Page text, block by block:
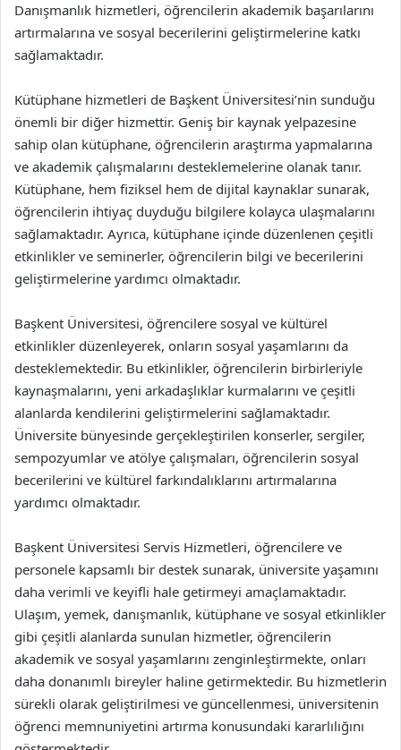
Danışmanlık hizmetleri, öğrencilerin akademik başarılarını
artırmalarına ve sosyal becerilerini geliştirmelerine katkı
sağlamaktadır.
Kütüphane hizmetleri de Başkent Üniversitesi’nin sunduğu
önemli bir diğer hizmettir. Geniş bir kaynak yelpazesine
sahip olan kütüphane, öğrencilerin araştırma yapmalarına
ve akademik çalışmalarını desteklemelerine olanak tanır.
Kütüphane, hem fiziksel hem de dijital kaynaklar sunarak,
öğrencilerin ihtiyaç duyduğu bilgilere kolayca ulaşmalarını
sağlamaktadır. Ayrıca, kütüphane içinde düzenlenen çeşitli
etkinlikler ve seminerler, öğrencilerin bilgi ve becerilerini
geliştirmelerine yardımcı olmaktadır.
Başkent Üniversitesi, öğrencilere sosyal ve kültürel
etkinlikler düzenleyerek, onların sosyal yaşamlarını da
desteklemektedir. Bu etkinlikler, öğrencilerin birbirleriyle
kaynaşmalarını, yeni arkadaşlıklar kurmalarını ve çeşitli
alanlarda kendilerini geliştirmelerini sağlamaktadır.
Üniversite bünyesinde gerçekleştirilen konserler, sergiler,
sempozyumlar ve atölye çalışmaları, öğrencilerin sosyal
becerilerini ve kültürel farkındalıklarını artırmalarına
yardımcı olmaktadır.
Başkent Üniversitesi Servis Hizmetleri, öğrencilere ve
personele kapsamlı bir destek sunarak, üniversite yaşamını
daha verimli ve keyifli hale getirmeyi amaçlamaktadır.
Ulaşım, yemek, danışmanlık, kütüphane ve sosyal etkinlikler
gibi çeşitli alanlarda sunulan hizmetler, öğrencilerin
akademik ve sosyal yaşamlarını zenginleştirmekte, onları
daha donanımlı bireyler haline getirmektedir. Bu hizmetlerin
sürekli olarak geliştirilmesi ve güncellenmesi, üniversitenin
öğrenci memnuniyetini artırma konusundaki kararlılığını